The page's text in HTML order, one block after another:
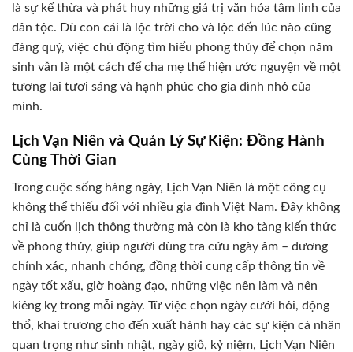
là sự kế thừa và phát huy những giá trị văn hóa tâm linh của
dân tộc. Dù con cái là lộc trời cho và lộc đến lúc nào cũng
đáng quý, việc chủ động tìm hiểu phong thủy để chọn năm
sinh vẫn là một cách để cha mẹ thể hiện ước nguyện về một
tương lai tươi sáng và hạnh phúc cho gia đình nhỏ của
mình.
Lịch Vạn Niên và Quản Lý Sự Kiện: Đồng Hành
Cùng Thời Gian
Trong cuộc sống hàng ngày, Lịch Vạn Niên là một công cụ
không thể thiếu đối với nhiều gia đình Việt Nam. Đây không
chỉ là cuốn lịch thông thường mà còn là kho tàng kiến thức
về phong thủy, giúp người dùng tra cứu ngày âm – dương
chính xác, nhanh chóng, đồng thời cung cấp thông tin về
ngày tốt xấu, giờ hoàng đạo, những việc nên làm và nên
kiêng kỵ trong mỗi ngày. Từ việc chọn ngày cưới hỏi, động
thổ, khai trương cho đến xuất hành hay các sự kiện cá nhân
quan trọng như sinh nhật, ngày giỗ, kỷ niệm, Lịch Vạn Niên